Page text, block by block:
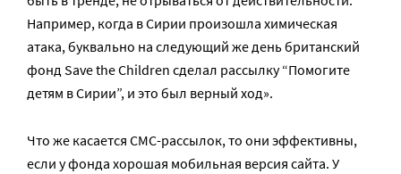
Например, когда в Сирии произошла химическая
атака, буквально на следующий же день британский
фонд Save the Children сделал рассылку “Помогите
детям в Сирии”, и это был верный ход».
Что же касается СМС-рассылок, то они эффективны,
если у фонда хорошая мобильная версия сайта. У